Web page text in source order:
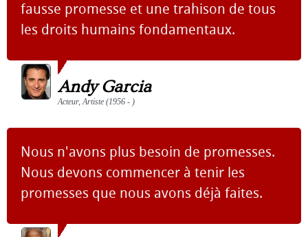
fausse promesse et une trahison de tous
les droits humains fondamentaux.
Andy Garcia
Acteur, Artiste (1956 - )
Nous n'avons plus besoin de promesses.
Nous devons commencer à tenir les
promesses que nous avons déjà faites.